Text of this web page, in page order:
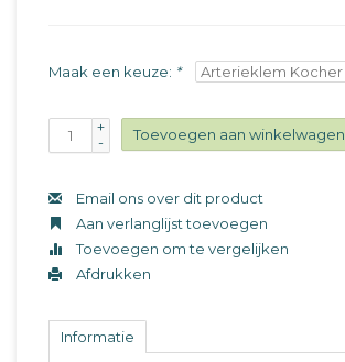
Maak een keuze: *
+
-
Toevoegen aan winkelwagen
Email ons over dit product
Aan verlanglijst toevoegen
Toevoegen om te vergelijken
Afdrukken
Informatie